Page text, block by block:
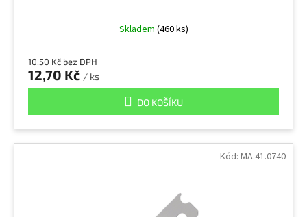
Skladem (460 ks)
10,50 Kč bez DPH
12,70 Kč / ks
DO KOŠÍKU
Kód: MA.41.0740